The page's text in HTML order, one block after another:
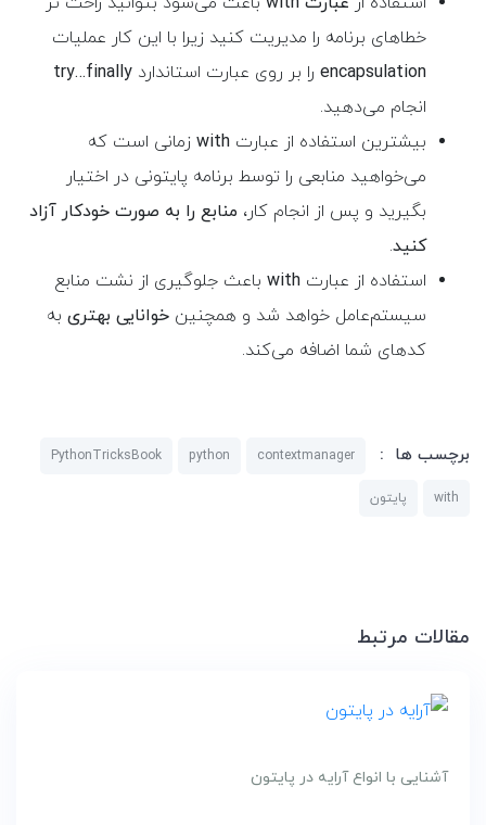
خطاهای برنامه را مدیریت کنید زیرا با این کار عملیات
encapsulation را بر روی عبارت استاندارد try…finally
انجام می‌دهید.
بیشترین استفاده از عبارت with زمانی است که
می‌خواهید منابعی را توسط برنامه پایتونی در اختیار
بگیرید و پس از انجام کار، منابع را به صورت خودکار آزاد
کنید.
استفاده از عبارت with باعث جلوگیری از نشت منابع
سیستم‌عامل خواهد شد و همچنین خوانایی بهتری به
کدهای شما اضافه می‌کند.
برچسب ها : contextmanager
python
PythonTricksBook
with پایتون
مقالات مرتبط
آشنایی با انواع آرایه در پایتون